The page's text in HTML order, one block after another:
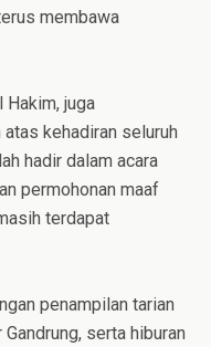
membawa
Hakim, juga
kehadiran seluruh
hadir dalam acara
permohonan maaf
terdapat
penampilan tarian
serta hiburan